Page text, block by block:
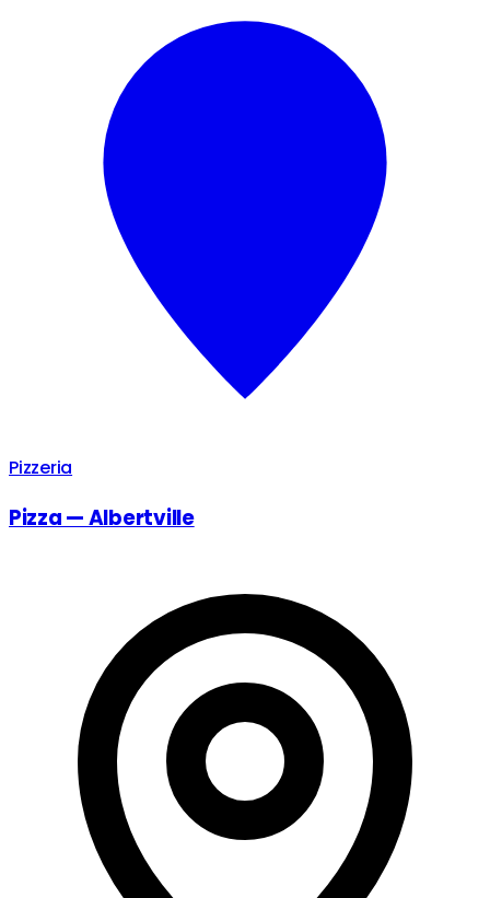
Pizzeria
Pizza — Albertville